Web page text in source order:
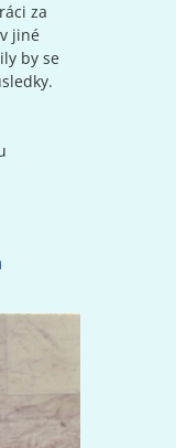
za
jiné
by se